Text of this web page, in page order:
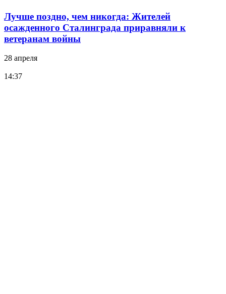
Лучше поздно, чем никогда: Жителей
осажденного Сталинграда приравняли к
ветеранам войны
28 апреля
14:37